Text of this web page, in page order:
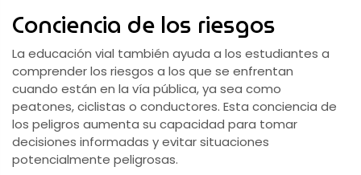
Conciencia de los riesgos
La educación vial también ayuda a los estudiantes a
comprender los riesgos a los que se enfrentan
cuando están en la vía pública, ya sea como
peatones, ciclistas o conductores. Esta conciencia de
los peligros aumenta su capacidad para tomar
decisiones informadas y evitar situaciones
potencialmente peligrosas.